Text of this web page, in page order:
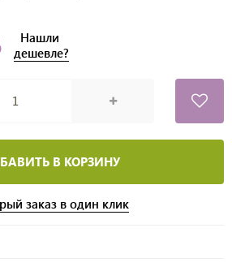
Нашли
дешевле?
В КОРЗИНУ
заказ в один клик